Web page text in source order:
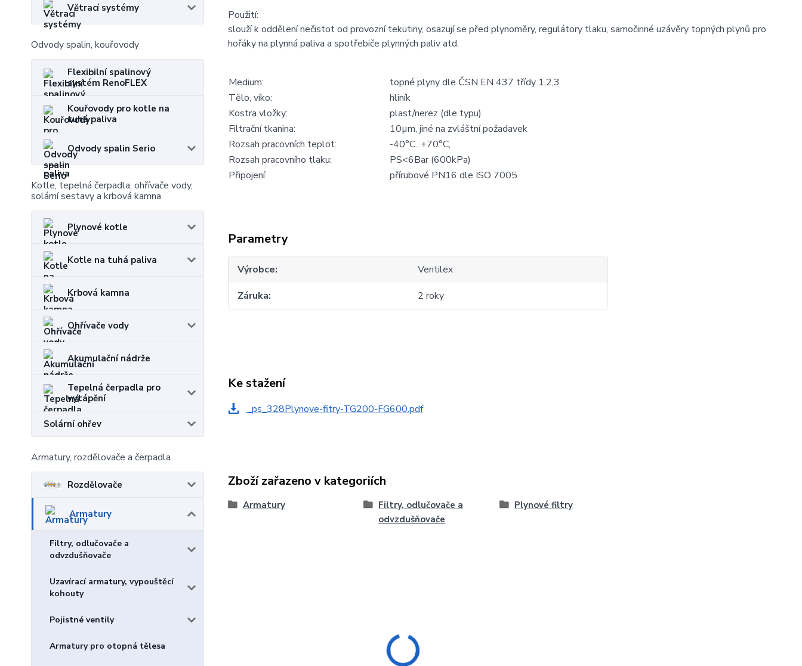
Větrací systémy
Odvody spalin, kouřovody
Flexibilní spalinový
systém RenoFLEX
Kouřovody pro kotle na
tuhá paliva
Odvody spalin Serio
Kotle, tepelná čerpadla, ohřívače vody,
solární sestavy a krbová kamna
Plynové kotle
Kotle na tuhá paliva
Krbová kamna
Ohřívače vody
Akumulační nádrže
Tepelná čerpadla pro
vytápění
Solární ohřev
Armatury, rozdělovače a čerpadla
Rozdělovače
Armatury
Filtry, odlučovače a
odvzdušňovače
Uzavírací armatury, vypouštěcí
kohouty
Pojistné ventily
Armatury pro otopná tělesa
Použití:
slouží k oddělení nečistot od provozní tekutiny, osazují se před plynoměry, regulátory tlaku, samočinné uzávěry topných plynů pro
hořáky na plynná paliva a spotřebiče plynných paliv atd.
Medium:
topné plyny dle ČSN EN 437 třídy 1,2,3
Tělo, víko:
hliník
Kostra vložky:
plast/nerez (dle typu)
Filtrační tkanina:
10µm, jiné na zvláštní požadavek
Rozsah pracovních teplot:
-40°C...+70°C,
Rozsah pracovního tlaku:
PS<6Bar (600kPa)
Připojení:
přírubové PN16 dle ISO 7005
Parametry
Výrobce
Ventilex
Záruka
2 roky
Ke stažení
_ps_328Plynove-fitry-TG200-FG600.pdf
Zboží zařazeno v kategoriích
Armatury
Filtry, odlučovače a
odvzdušňovače
Plynové filtry